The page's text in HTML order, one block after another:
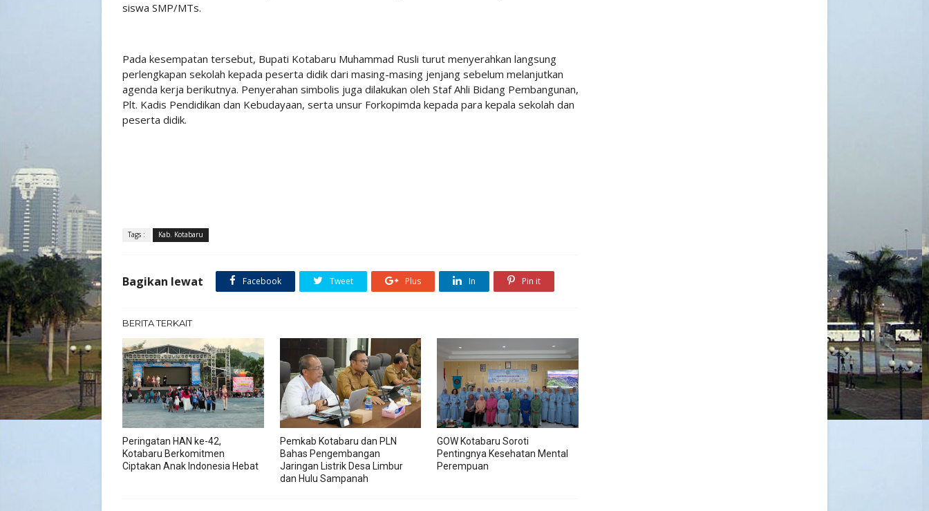
siswa SMP/MTs.
Pada kesempatan tersebut, Bupati Kotabaru Muhammad Rusli turut menyerahkan langsung
perlengkapan sekolah kepada peserta didik dari masing-masing jenjang sebelum melanjutkan
agenda kerja berikutnya. Penyerahan simbolis juga dilakukan oleh Staf Ahli Bidang Pembangunan,
Plt. Kadis Pendidikan dan Kebudayaan, serta unsur Forkopimda kepada para kepala sekolah dan
peserta didik.
Tags : Kab. Kotabaru
Bagikan lewat Facebook Tweet Plus In Pin it
BERITA TERKAIT
Peringatan HAN ke-42,
Kotabaru Berkomitmen
Ciptakan Anak Indonesia Hebat
Pemkab Kotabaru dan PLN
Bahas Pengembangan
Jaringan Listrik Desa Limbur
dan Hulu Sampanah
GOW Kotabaru Soroti
Pentingnya Kesehatan Mental
Perempuan